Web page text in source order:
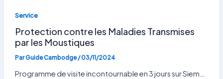
Service
Protection contre les Maladies Transmises
par les Moustiques
ParGuide Cambodge/03/11/2024
Programme de visite incontournable en 3 jours sur Siem…